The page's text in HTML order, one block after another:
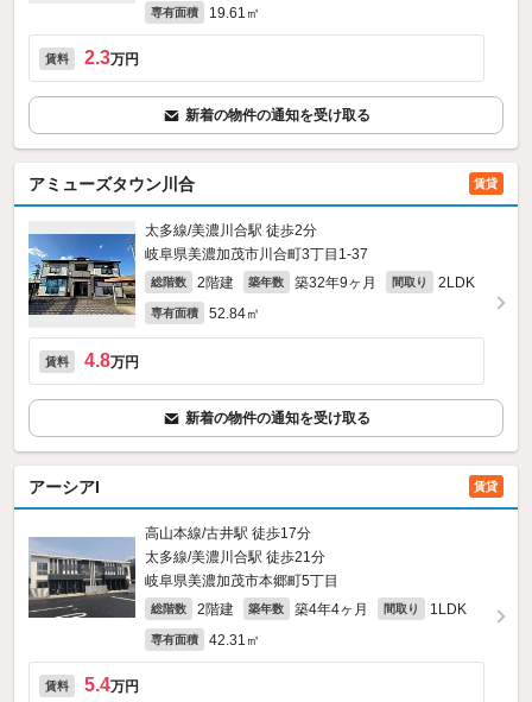
専有面積 19.61㎡
賃料 2.3万円
新着の物件の通知を受け取る
アミューズタウン川合 賃貸
太多線/美濃川合駅 徒歩2分
岐阜県美濃加茂市川合町3丁目1-37
総階数 2階建 築年数 築32年9ヶ月 間取り 2LDK
専有面積 52.84㎡
賃料 4.8万円
新着の物件の通知を受け取る
アーシアI 賃貸
高山本線/古井駅 徒歩17分
太多線/美濃川合駅 徒歩21分
岐阜県美濃加茂市本郷町5丁目
総階数 2階建 築年数 築4年4ヶ月 間取り 1LDK
専有面積 42.31㎡
賃料 5.4万円